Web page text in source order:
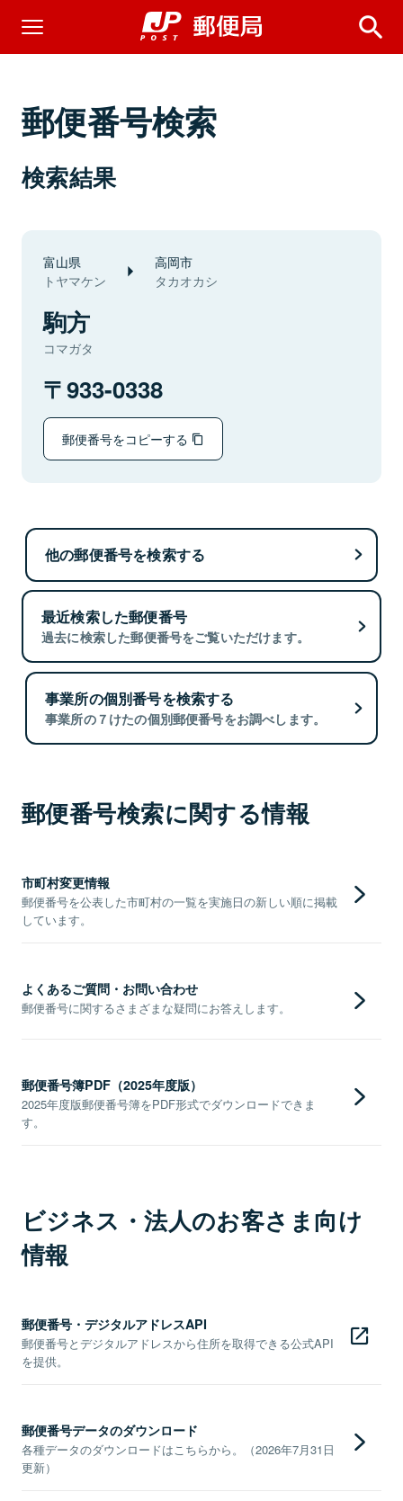
郵便番号検索
検索結果
富山県
トヤマケン
高岡市
タカオカシ
駒方
コマガタ
933-0338
郵便番号をコピーする
他の郵便番号を検索する
最近検索した郵便番号
過去に検索した郵便番号をご覧いただけます。
事業所の個別番号を検索する
事業所の７けたの個別郵便番号をお調べします。
郵便番号検索に関する情報
市町村変更情報
郵便番号を公表した市町村の一覧を実施日の新しい順に掲載
しています。
よくあるご質問・お問い合わせ
郵便番号に関するさまざまな疑問にお答えします。
郵便番号簿PDF（2025年度版）
2025年度版郵便番号簿をPDF形式でダウンロードできま
す。
ビジネス・法人のお客さま向け
情報
郵便番号・デジタルアドレスAPI
郵便番号とデジタルアドレスから住所を取得できる公式API
を提供。
郵便番号データのダウンロード
各種データのダウンロードはこちらから。（2026年7月31日
更新）